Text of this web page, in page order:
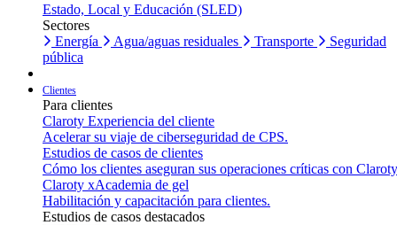
Estado, Local y Educación (SLED)
Sectores
Energía
Agua/aguas residuales Transporte
Seguridad
pública
Clientes
Para clientes
Claroty Experiencia del cliente
Acelerar su viaje de ciberseguridad de CPS.
Estudios de casos de clientes
Cómo los clientes aseguran sus operaciones críticas con
Claroty xAcademia de gel
Habilitación y capacitación para clientes.
Estudios de casos destacados